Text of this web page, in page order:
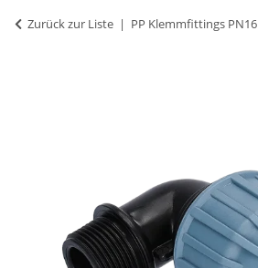
Zurück zur Liste PP Klemmfittings PN16